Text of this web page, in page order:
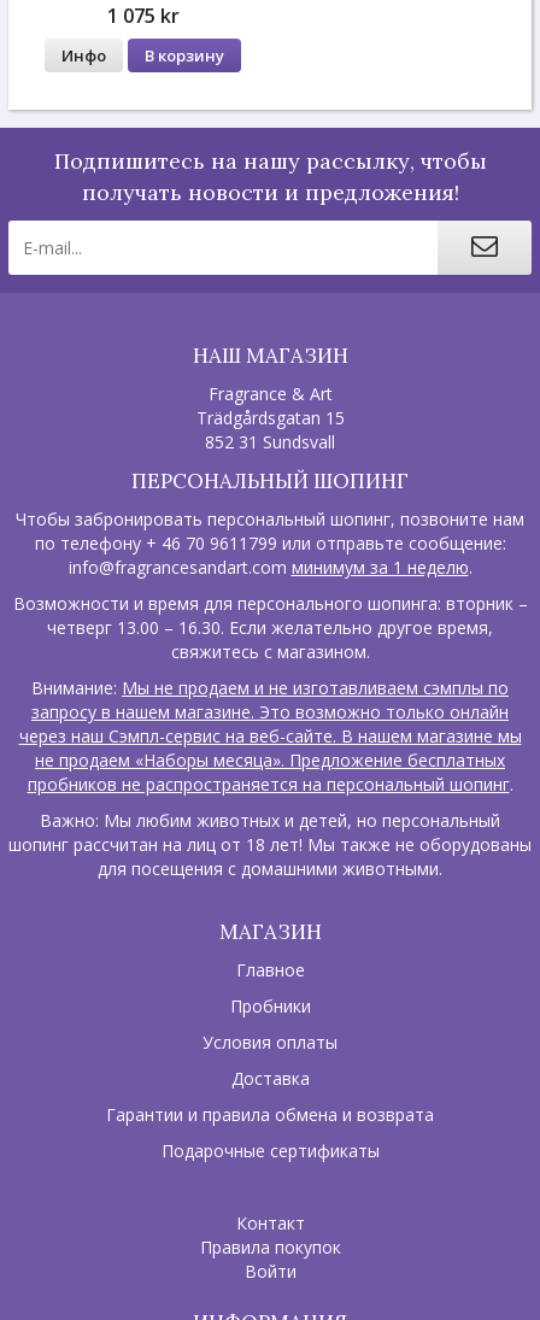
1 075 kr
Инфо В корзину
Подпишитесь на нашу рассылку, чтобы
получать новости и предложения!
НАШ МАГАЗИН
Fragrance & Art
Trädgårdsgatan 15
852 31 Sundsvall
ПЕРСОНАЛЬНЫЙ ШОПИНГ
Чтобы забронировать персональный шопинг, позвоните нам
по телефону + 46 70 9611799 или отправьте сообщение:
info@fragrancesandart.com минимум за 1 неделю.
Возможности и время для персонального шопинга: вторник –
четверг 13.00 – 16.30. Если желательно другое время,
свяжитесь с магазином.
Внимание: Мы не продаем и не изготавливаем сэмплы по
запросу в нашем магазине. Это возможно только онлайн
через наш Сэмпл-сервис на веб-сайте. В нашем магазине мы
не продаем «Наборы месяца». Предложение бесплатных
пробников не распространяется на персональный шопинг.
Важно: Мы любим животных и детей, но персональный
шопинг рассчитан на лиц от 18 лет! Мы также не оборудованы
для посещения с домашними животными.
МАГАЗИН
Главное
Пробники
Условия оплаты
Доставка
Гарантии и правила обмена и возврата
Подарочные сертификаты
Контакт
Правила покупок
Войти